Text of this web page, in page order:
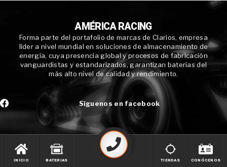
AMÉRICA RACING
Forma parte del portafolio de marcas de Clarios, empresa
líder a nivel mundial en soluciones de almacenamiento de
energía, cuya presencia global y procesos de fabricación
vanguardistas y estandarizados, garantizan baterías del
más alto nivel de calidad y rendimiento.
Síguenos en facebook
INICIO BATERIAS TIENDAS CONÓCENOS